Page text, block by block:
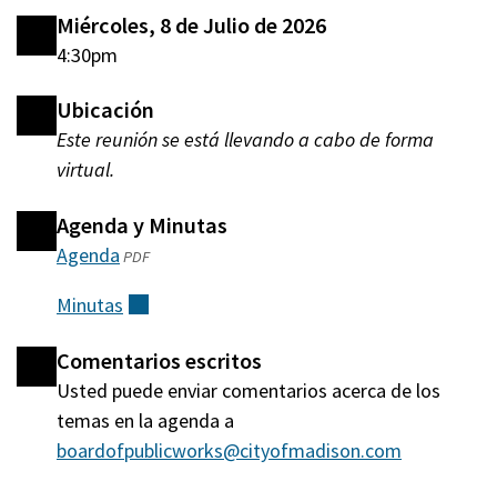
Miércoles, 8 de Julio de 2026
4:30pm
Ubicación
Este reunión se está llevando a cabo de forma
virtual.
Agenda y Minutas
Agenda(abre
una
ventana)
PDF
Minutas
Comentarios escritos
Usted puede enviar comentarios acerca de los
temas en la agenda a
boardofpublicworks@cityofmadison.com